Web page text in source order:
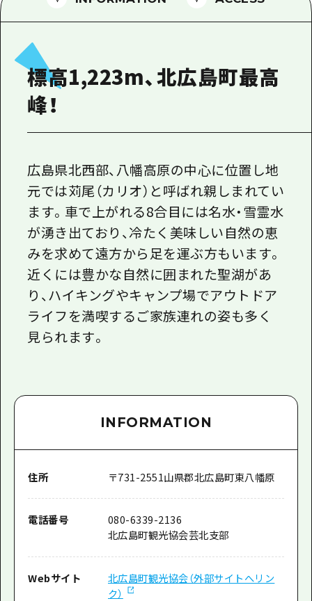
2泊3日
ボランティアガイド
ガイドブック
メディア掲載情報
フォトダウンロード
関連リンク
標高1,223m、北広島町最高
峰！
広島県北西部、八幡高原の中心に位置し地
元では苅尾（カリオ）と呼ばれ親しまれてい
ます。車で上がれる8合目には名水・雪霊水
が湧き出ており、冷たく美味しい自然の恵
みを求めて遠方から足を運ぶ方もいます。
近くには豊かな自然に囲まれた聖湖があ
り、ハイキングやキャンプ場でアウトドア
ライフを満喫するご家族連れの姿も多く
見られます。
INFORMATION
住所 〒731-2551山県郡北広島町東八幡原
電話番号
080-6339-2136
北広島町観光協会芸北支部
Webサイト
北広島町観光協会（外部サイトへリン
ク）